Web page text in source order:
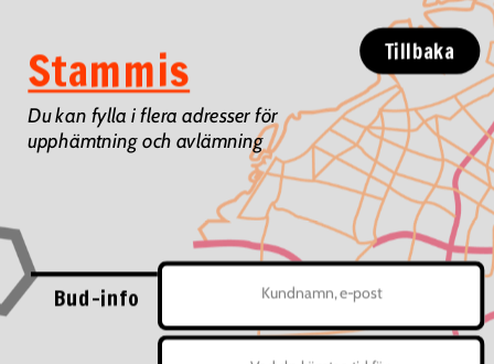
Stammis
Du kan fylla i flera adresser för
upphämtning och avlämning
Bud-info
Tillbaka